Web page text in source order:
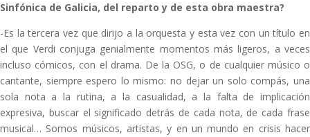
Sinfónica de Galicia, del reparto y de esta obra maestra?
-Es la tercera vez que dirijo a la orquesta y esta vez con un título en
el que Verdi conjuga genialmente momentos más ligeros, a veces
incluso cómicos, con el drama. De la OSG, o de cualquier músico o
cantante, siempre espero lo mismo: no dejar un solo compás, una
sola nota a la rutina, a la casualidad, a la falta de implicación
expresiva, buscar el significado detrás de cada nota, de cada frase
musical… Somos músicos, artistas, y en un mundo en crisis hacer